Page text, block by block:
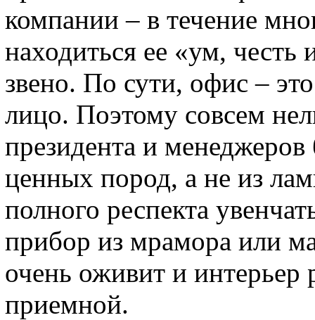
компании – в течение
находиться ее «ум, честь
звено. По сути, офис –
лицо. Поэтому совсем
президента и
ценных пород, а не из
полного респекта
прибор из мрамора или
очень оживит и интерьер
приемной.